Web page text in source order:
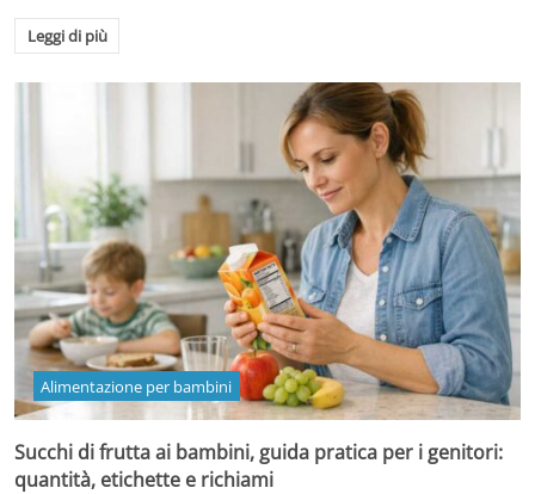
Leggi di più
Alimentazione per bambini
Succhi di frutta ai bambini, guida pratica per i genitori:
quantità, etichette e richiami